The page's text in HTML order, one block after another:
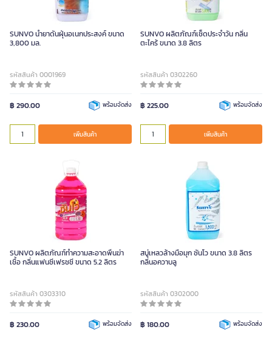
SUNVO น้ำยาดันฝุ่นอเนกประสงค์ ขนาด
3,800 มล.
รหัสสินค้า 0001969
฿ 290.00 พร้อมจัดส่ง
เพิ่มสินค้า
SUNVO ผลิตภัณฑ์เช็ดประจำวัน กลิ่น
ตะไคร้ ขนาด 3.8 ลิตร
รหัสสินค้า 0302260
฿ 225.00 พร้อมจัดส่ง
เพิ่มสินค้า
SUNVO ผลิตภัณฑ์ทำความสะอาดพื้นฆ่า
เชื้อ กลิ่นแฟนซีเฟรชชี ขนาด 5.2 ลิตร
รหัสสินค้า 0303310
฿ 230.00 พร้อมจัดส่ง
สบู่เหลวล้างมือมุก ซันโว ขนาด 3.8 ลิตร
กลิ่นอควาบลู
รหัสสินค้า 0302000
฿ 180.00 พร้อมจัดส่ง